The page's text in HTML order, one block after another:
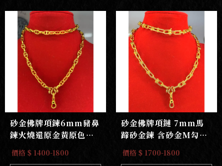
砂金佛牌項鍊6mm豬鼻
鍊火燒還原金黃原色無
電鍍無重金屬鋅鎳不過
敏
價格 $ 1400-1800
砂金佛牌項鏈 7mm馬
蹄砂金鍊 含砂金M勾大
快拆
價格 $ 1700-1800